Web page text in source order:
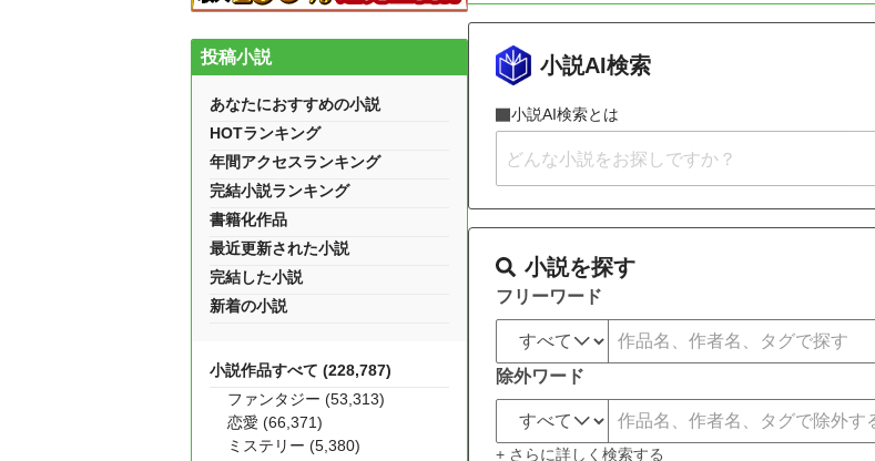
小説AI検索
小説AI検索とは
小説を探す
フリーワード
除外ワード
+ さらに詳しく検索する
投稿小説
あなたにおすすめの小説
HOTランキング
年間アクセスランキング
完結小説ランキング
書籍化作品
最近更新された小説
完結した小説
新着の小説
小説作品すべて (228,787)
ファンタジー (53,313)
恋愛 (66,371)
ミステリー (5,380)